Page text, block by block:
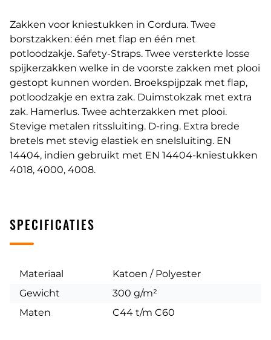
Zakken voor kniestukken in Cordura. Twee
borstzakken: één met flap en één met
potloodzakje. Safety-Straps. Twee versterkte losse
spijkerzakken welke in de voorste zakken met plooi
gestopt kunnen worden. Broekspijpzak met flap,
potloodzakje en extra zak. Duimstokzak met extra
zak. Hamerlus. Twee achterzakken met plooi.
Stevige metalen ritssluiting. D-ring. Extra brede
bretels met stevig elastiek en snelsluiting. EN
14404, indien gebruikt met EN 14404-kniestukken
4018, 4000, 4008.
SPECIFICATIES
Materiaal
Katoen / Polyester
Gewicht
300 g/m²
Maten
C44 t/m C60